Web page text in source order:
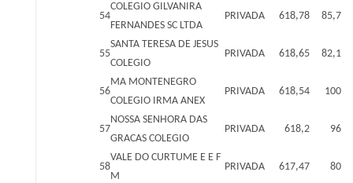
54
COLEGIO GILVANIRA
FERNANDES SC LTDA
PRIVADA 618,78 85,7
55
SANTA TERESA DE JESUS
COLEGIO
PRIVADA 618,65 82,1
56
MA MONTENEGRO
COLEGIO IRMA ANEX
PRIVADA 618,54 100
57
NOSSA SENHORA DAS
GRACAS COLEGIO
PRIVADA 618,2 96
58
VALE DO CURTUME E E F
M
PRIVADA 617,47 80